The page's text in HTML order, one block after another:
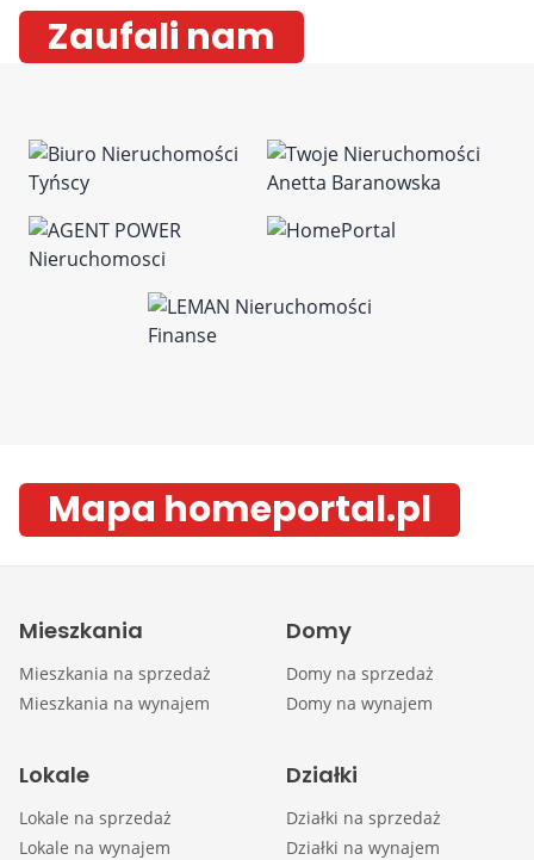
Zaufali nam
Mapa homeportal.pl
Mieszkania
Mieszkania na sprzedaż
Mieszkania na wynajem
Domy
Domy na sprzedaż
Domy na wynajem
Lokale
Lokale na sprzedaż
Lokale na wynajem
Działki
Działki na sprzedaż
Działki na wynajem